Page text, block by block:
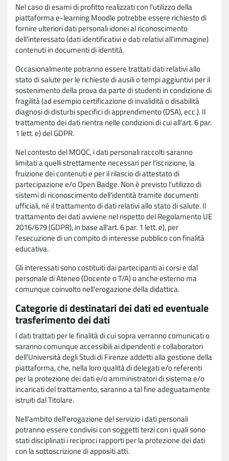
Nel caso di esami di profitto realizzati con l'utilizzo della
piattaforma e-learning Moodle potrebbe essere richiesto di
fornire ulteriori dati personali idonei al riconoscimento
dell'interessato (dati identificativi e dati relativi all'immagine)
contenuti in documenti di identità.
Occasionalmente potranno essere trattati dati relativi allo
stato di salute per le richieste di ausili o tempi aggiuntivi per il
sostenimento della prova da parte di studenti in condizione di
fragilità (ad esempio certificazione di invalidità o disabilità
diagnosi di disturbi specifici di apprendimento (DSA), ecc.). Il
trattamento dei dati rientra nelle condizioni di cui all'art. 6 par.
1 lett. e) del GDPR.
Nel contesto del MOOC, i dati personali raccolti saranno
limitati a quelli strettamente necessari per l'iscrizione, la
fruizione dei contenuti e per il rilascio di attestato di
partecipazione e/o Open Badge. Non è previsto l'utilizzo di
sistemi di riconoscimento dell'identità tramite documenti
ufficiali, né il trattamento di dati relativi allo stato di salute. Il
trattamento dei dati avviene nel rispetto del Regolamento UE
2016/679 (GDPR), in base all'art. 6 par. 1 lett. e), per
l'esecuzione di un compito di interesse pubblico con finalità
educativa.
Gli interessati sono costituiti dai partecipanti ai corsi e dal
personale di Ateneo (Docente o T/A) o anche esterno ma
comunque coinvolto nell'erogazione della didattica.
Categorie di destinatari dei dati ed eventuale
trasferimento dei dati
I dati trattati per le finalità di cui sopra verranno comunicati o
saranno comunque accessibili ai dipendenti e collaboratori
dell'Università degli Studi di Firenze addetti alla gestione della
piattaforma, che, nella loro qualità di delegati e/o referenti
per la protezione dei dati e/o amministratori di sistema e/o
incaricati del trattamento, saranno a tal fine adeguatamente
istruiti dal Titolare.
Nell'ambito dell'erogazione del servizio i dati personali
potranno essere condivisi con soggetti terzi con i quali sono
stati disciplinati i reciproci rapporti per la protezione dei dati
con la sottoscrizione di appositi atti.